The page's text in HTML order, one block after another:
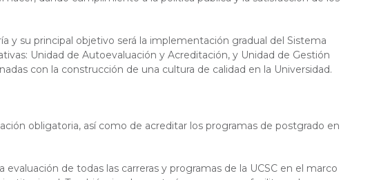
y su principal objetivo será la implementación gradual del Sistema
Unidad de Autoevaluación y Acreditación, y Unidad de Gestión
con la construcción de una cultura de calidad en la Universidad.
obligatoria, así como de acreditar los programas de postgrado en
de todas las carreras y programas de la UCSC en el marco